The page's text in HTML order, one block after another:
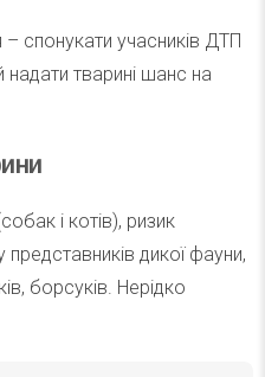
спонукати учасників ДТП
тварині шанс на
і котів), ризик
дикої фауни,
борсуків. Нерідко